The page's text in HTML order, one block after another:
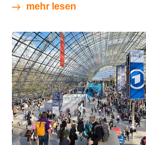
mehr lesen